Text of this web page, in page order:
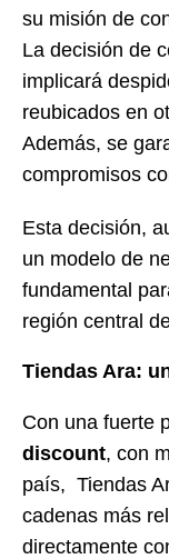
su misión de
La decisión de
implicará
reubicados en
Además, se
compromisos
Esta decisión,
un modelo de
fundamental
región central
Tiendas Ara:
Con una fuerte
discount, con
país, Tiendas
cadenas más
directamente